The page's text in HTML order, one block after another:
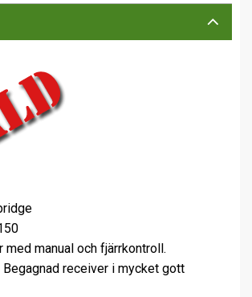
med manual och fjärrkontroll.
Begagnad receiver i mycket gott